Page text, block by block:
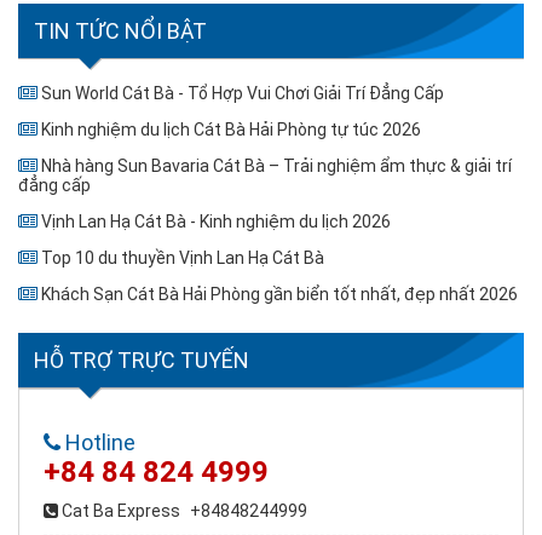
TIN TỨC NỔI BẬT
Sun World Cát Bà - Tổ Hợp Vui Chơi Giải Trí Đẳng Cấp
Kinh nghiệm du lịch Cát Bà Hải Phòng tự túc 2026
Nhà hàng Sun Bavaria Cát Bà – Trải nghiệm ẩm thực & giải trí
đẳng cấp
Vịnh Lan Hạ Cát Bà - Kinh nghiệm du lịch 2026
Top 10 du thuyền Vịnh Lan Hạ Cát Bà
Khách Sạn Cát Bà Hải Phòng gần biển tốt nhất, đẹp nhất 2026
HỖ TRỢ TRỰC TUYẾN
Hotline
+84 84 824 4999
Cat Ba Express +84848244999